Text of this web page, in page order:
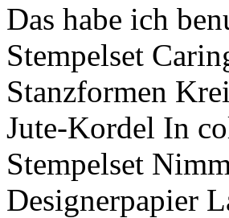
Das habe ich
Stempelset
Stanzformen
Jute-Kordel In
Stempelset
Designerpapier